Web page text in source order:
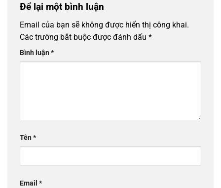
Để lại một bình luận
Email của bạn sẽ không được hiển thị công khai.
Các trường bắt buộc được đánh dấu *
Bình luận*
Tên*
Email *